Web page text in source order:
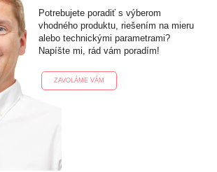
Potrebujete poradiť s výberom
vhodného produktu, riešením na mieru
alebo technickými parametrami?
Napíšte mi, rád vám poradím!
ZAVOLÁME VÁM